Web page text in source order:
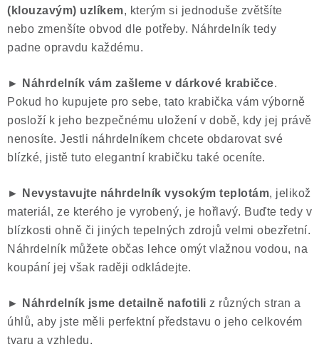
(klouzavým) uzlíkem, kterým si jednoduše zvětšíte
nebo zmenšíte obvod dle potřeby. Náhrdelník tedy
padne opravdu každému.
► Náhrdelník vám zašleme v dárkové krabičce.
Pokud ho kupujete pro sebe, tato krabička vám výborně
posloží k jeho bezpečnému uložení v době, kdy jej právě
nenosíte. Jestli náhrdelníkem chcete obdarovat své
blízké, jistě tuto elegantní krabičku také oceníte.
► Nevystavujte náhrdelník vysokým teplotám, jelikož
materiál, ze kterého je vyrobený, je hořlavý. Buďte tedy v
blízkosti ohně či jiných tepelných zdrojů velmi obezřetní.
Náhrdelník můžete občas lehce omýt vlažnou vodou, na
koupání jej však raději odkládejte.
► Náhrdelník jsme detailně nafotili z různých stran a
úhlů, aby jste měli perfektní představu o jeho celkovém
tvaru a vzhledu.